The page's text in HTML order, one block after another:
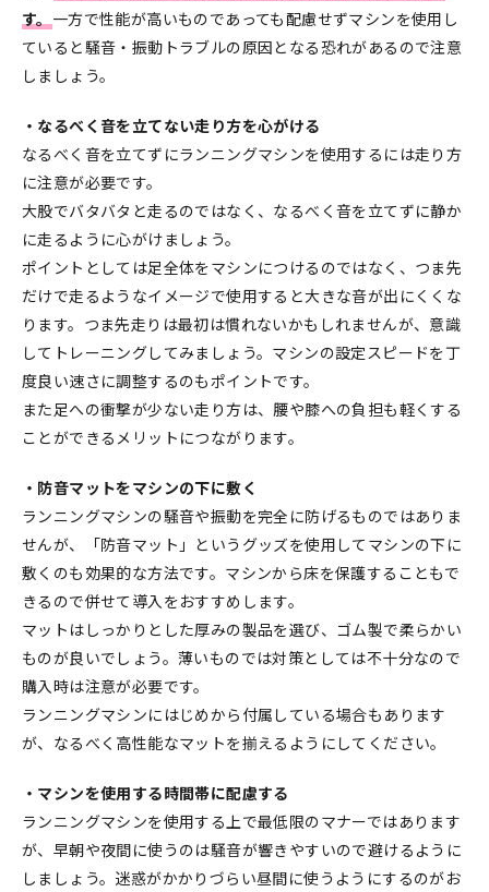
す。一方で性能が高いものであっても配慮せずマシンを使用し
ていると騒音・振動トラブルの原因となる恐れがあるので注意
しましょう。
・なるべく音を立てない走り方を心がける
なるべく音を立てずにランニングマシンを使用するには走り方
に注意が必要です。
大股でバタバタと走るのではなく、なるべく音を立てずに静か
に走るように心がけましょう。
ポイントとしては足全体をマシンにつけるのではなく、つま先
だけで走るようなイメージで使用すると大きな音が出にくくな
ります。つま先走りは最初は慣れないかもしれませんが、意識
してトレーニングしてみましょう。マシンの設定スピードを丁
度良い速さに調整するのもポイントです。
また足への衝撃が少ない走り方は、腰や膝への負担も軽くする
ことができるメリットにつながります。
・防音マットをマシンの下に敷く
ランニングマシンの騒音や振動を完全に防げるものではありま
せんが、「防音マット」というグッズを使用してマシンの下に
敷くのも効果的な方法です。マシンから床を保護することもで
きるので併せて導入をおすすめします。
マットはしっかりとした厚みの製品を選び、ゴム製で柔らかい
ものが良いでしょう。薄いものでは対策としては不十分なので
購入時は注意が必要です。
ランニングマシンにはじめから付属している場合もあります
が、なるべく高性能なマットを揃えるようにしてください。
・マシンを使用する時間帯に配慮する
ランニングマシンを使用する上で最低限のマナーではあります
が、早朝や夜間に使うのは騒音が響きやすいので避けるように
しましょう。迷惑がかかりづらい昼間に使うようにするのがお